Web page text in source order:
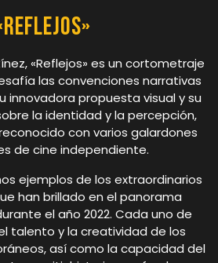
«Reflejos» es un cortometraje
las convenciones narrativas
innovadora propuesta visual y su
la identidad y la percepción,
con varios galardones
de cine independiente.
ejemplos de los extraordinarios
han brillado en el panorama
el año 2022. Cada uno de
talento y la creatividad de los
así como la capacidad del